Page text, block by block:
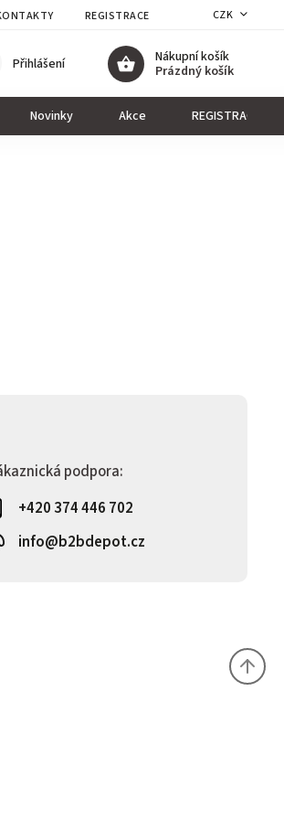
REGISTRACE CZK
Nákupní košík
Prázdný košík
Přihlášení
Novinky Akce REGISTRACE
podpora:
+420 374 446 702
info@b2bdepot.cz